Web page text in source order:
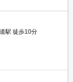
駅 徒歩10分